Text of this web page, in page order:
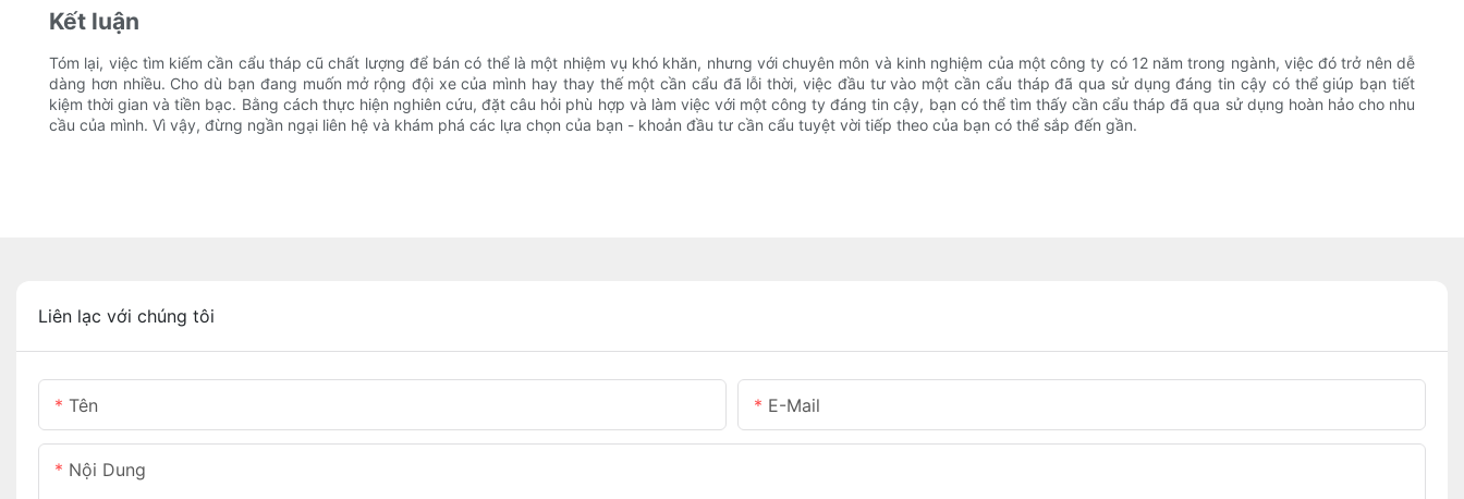
Kết luận
Tóm lại, việc tìm kiếm cần cẩu tháp cũ chất lượng để bán có thể là một nhiệm vụ khó khăn, nhưng với chuyên môn và kinh nghiệm của một công ty có 12 năm trong ngành, việc đó trở nên dễ
dàng hơn nhiều. Cho dù bạn đang muốn mở rộng đội xe của mình hay thay thế một cần cẩu đã lỗi thời, việc đầu tư vào một cần cẩu tháp đã qua sử dụng đáng tin cậy có thể giúp bạn tiết
kiệm thời gian và tiền bạc. Bằng cách thực hiện nghiên cứu, đặt câu hỏi phù hợp và làm việc với một công ty đáng tin cậy, bạn có thể tìm thấy cần cẩu tháp đã qua sử dụng hoàn hảo cho nhu
cầu của mình. Vì vậy, đừng ngần ngại liên hệ và khám phá các lựa chọn của bạn - khoản đầu tư cần cẩu tuyệt vời tiếp theo của bạn có thể sắp đến gần.
Liên lạc với chúng tôi
Tên E-Mail
Nội Dung